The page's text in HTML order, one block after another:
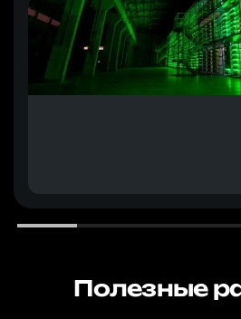
Полезные